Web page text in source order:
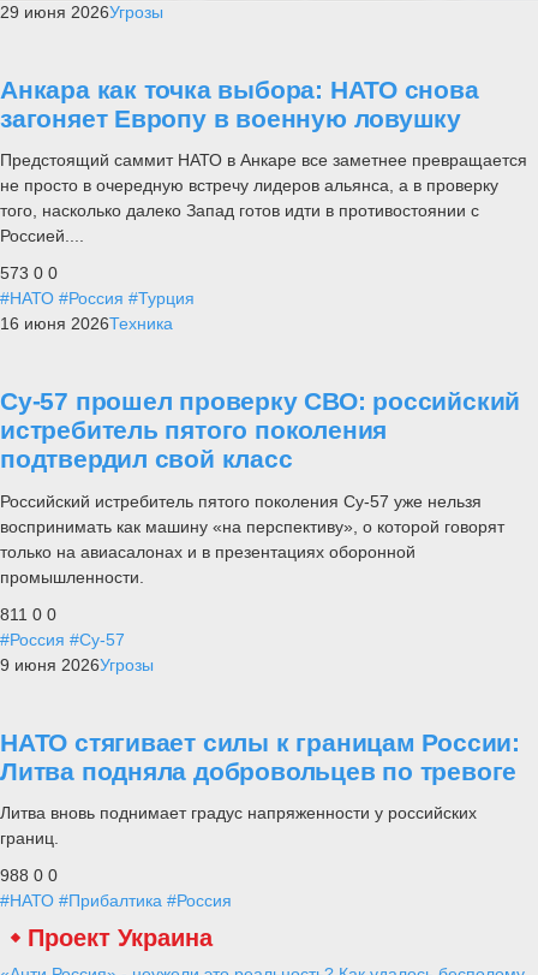
29 июня 2026Угрозы
Анкара как точка выбора: НАТО снова
загоняет Европу в военную ловушку
Предстоящий саммит НАТО в Анкаре все заметнее превращается
не просто в очередную встречу лидеров альянса, а в проверку
того, насколько далеко Запад готов идти в противостоянии с
Россией....
573 0 0
#НАТО #Россия #Турция
16 июня 2026Техника
Су-57 прошел проверку СВО: российский
истребитель пятого поколения
подтвердил свой класс
Российский истребитель пятого поколения Су-57 уже нельзя
воспринимать как машину «на перспективу», о которой говорят
только на авиасалонах и в презентациях оборонной
промышленности.
811 0 0
#Россия #Су-57
9 июня 2026Угрозы
НАТО стягивает силы к границам России:
Литва подняла добровольцев по тревоге
Литва вновь поднимает градус напряженности у российских
границ.
988 0 0
#НАТО #Прибалтика #Россия
Проект Украина